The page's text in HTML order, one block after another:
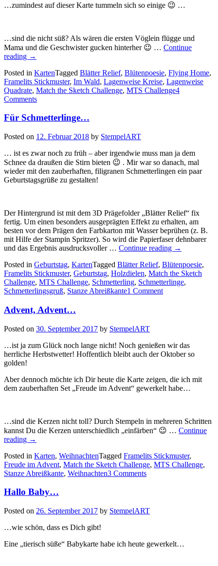
…zumindest auf dieser Karte tummeln sich so einige 😉 …
…sind die nicht süß? Als wären die ersten Vöglein flügge und
Mama und die Geschwister gucken hinterher 😉 … Continue
reading „Alle
sind
schon
da…“
→
Posted in KartenTagged Blätter Relief, Blütenpoesie, Flying Home,
Framelits Stickmuster, Im Wald, Lagenweise Kreise, Lagenweise
Quadrate, Match the Sketch Challenge, MTS Challenge4
Comments
Für Schmetterlinge…
Posted on 12. Februar 2018 by StempelART
… ist es zwar noch zu früh – aber irgendwie muss man ja dem
Schnee da draußen die Stirn bieten 😉 . Mir war so danach, mal
wieder mit den zauberhaften, filigranen Schmetterlingen ein paar
Geburtstagsgrüße zu gestalten!
Der Hintergrund ist mit dem 3D Prägefolder „Blätter Relief“ fix
fertig. Um einen besonders ausgeprägten Effekt zu erhalten, am
besten vor dem Prägen den Farbkarton mit Wasser beprühen (z. B.
mit Hilfe der Stampin Spritzer). So wird die Papierfaser dehnbarer
und das Ergebnis ausdrucksvoller … Continue reading „Für
→
Posted in Geburtstag, KartenTagged Blätter Relief, Blütenpoesie,
Framelits Stickmuster, Geburtstag, Holzdielen, Match the Sketch
Challenge, MTS Challenge, Schmetterling, Schmetterlinge,
Schmetterlingsgruß, Stanze Abreißkante1 Comment
Advent, Advent…
Posted on 30. September 2017 by StempelART
…ist ja zum Glück noch lange nicht! Noch genießen wir das
herrliche Herbstwetter! Hoffentlich bleibt auch der Oktober so
golden!
Aber dennoch möchte ich Dir heute die Karte zeigen, die ich mit
dem zauberhaften Set „Freude im Advent“ gewerkelt habe…
…sind die Kerzen nicht toll? Durch Stempeln in mehreren Schritten
kannst Du die Kerzen unterschiedlich „einfärben“ 😉 … Continue
reading „Advent,
→
Posted in Karten, WeihnachtenTagged Framelits Stickmuster,
Freude im Advent, Match the Sketch Challenge, MTS Challenge,
Stanze Abreißkante, Weihnachten3 Comments
Hallo Baby…
Posted on 26. September 2017 by StempelART
…wie schön, dass es Dich gibt!
Eine „tierisch süße“ Babykarte habe ich heute gewerkelt…